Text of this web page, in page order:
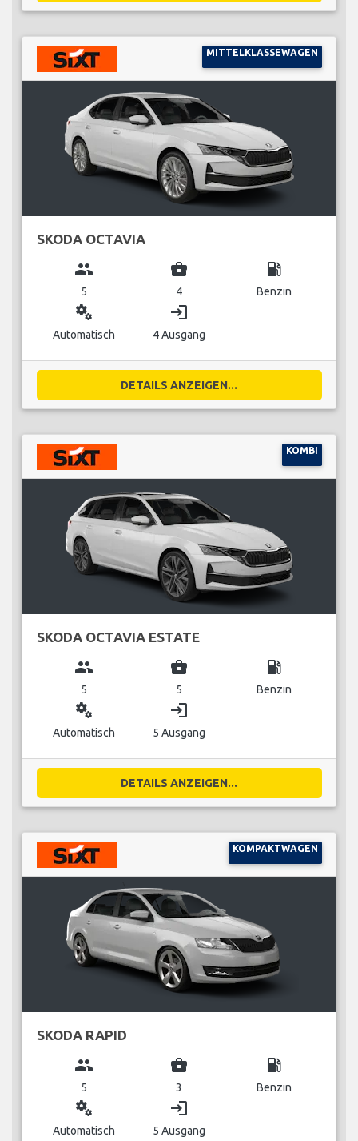
MITTELKLASSEWAGEN
SKODA OCTAVIA
group
5
business_center
4
local_gas_station
Benzin
miscellaneous_services
Automatisch
login
4 Ausgang
DETAILS ANZEIGEN...
KOMBI
SKODA OCTAVIA ESTATE
group
5
business_center
5
local_gas_station
Benzin
miscellaneous_services
Automatisch
login
5 Ausgang
DETAILS ANZEIGEN...
KOMPAKTWAGEN
SKODA RAPID
group
5
business_center
3
local_gas_station
Benzin
miscellaneous_services
Automatisch
login
5 Ausgang